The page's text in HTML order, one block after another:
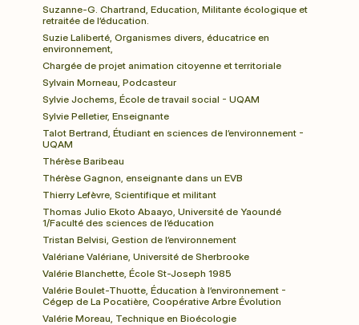
Suzanne-G. Chartrand, Education, Militante écologique et
retraitée de l’éducation.
Suzie Laliberté, Organismes divers, éducatrice en
environnement,
Chargée de projet animation citoyenne et territoriale
Sylvain Morneau, Podcasteur
Sylvie Jochems, École de travail social - UQAM
Sylvie Pelletier, Enseignante
Talot Bertrand, Étudiant en sciences de l’environnement -
UQAM
Thérèse Baribeau
Thérèse Gagnon, enseignante dans un EVB
Thierry Lefèvre, Scientifique et militant
Thomas Julio Ekoto Abaayo, Université de Yaoundé
1/Faculté des sciences de l’éducation
Tristan Belvisi, Gestion de l’environnement
Valériane Valériane, Université de Sherbrooke
Valérie Blanchette, École St-Joseph 1985
Valérie Boulet-Thuotte, Éducation à l’environnement -
Cégep de La Pocatière, Coopérative Arbre Évolution
Valérie Moreau, Technique en Bioécologie